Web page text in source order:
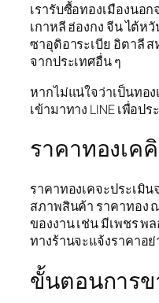
เรารับซื้อทองเมืองนอ
เกาหลี ฮ่องกง จีน ไต้ห
ซาอุดิอาระเบีย อิตาลี
จากประเทศอื่น ๆ
หากไม่แน่ใจว่าเป็นทอ
เข้ามาทาง LINE เพื่อป
ราคาทองเค
ราคาทองเคจะประเมิ
สภาพสินค้า ราคาทอง
ของงาน เช่น มีเพชร
ทางร้านจะแจ้งราคาอ
ขั้นตอนการข